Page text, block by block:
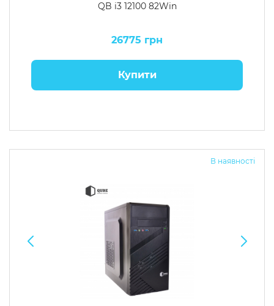
QB i3 12100 82Win
26775 грн
Купити
В наявності